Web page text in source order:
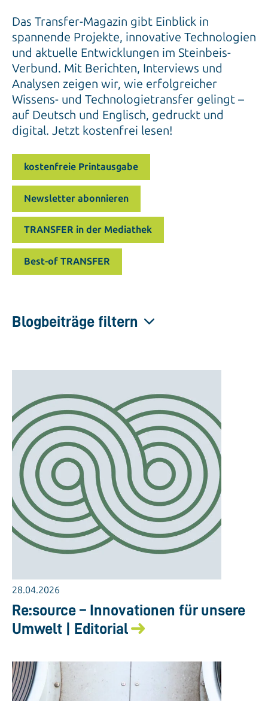
Das Transfer-Magazin gibt Einblick in
spannende Projekte, innovative Technologien
und aktuelle Entwicklungen im Steinbeis-
Verbund. Mit Berichten, Interviews und
Analysen zeigen wir, wie erfolgreicher
Wissens- und Technologietransfer gelingt –
auf Deutsch und Englisch, gedruckt und
digital. Jetzt kostenfrei lesen!
kostenfreie Printausgabe
Newsletter abonnieren
TRANSFER in der Mediathek
Best-of TRANSFER
Blogbeiträge filtern
28.04.2026
Re:source – Innovationen für unsere
Umwelt | Editorial